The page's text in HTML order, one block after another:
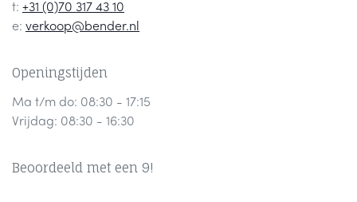
t: +31 (0)70 317 43 10
e: verkoop@bender.nl
Openingstijden
Ma t/m do: 08:30 - 17:15
Vrijdag: 08:30 - 16:30
Beoordeeld met een 9!